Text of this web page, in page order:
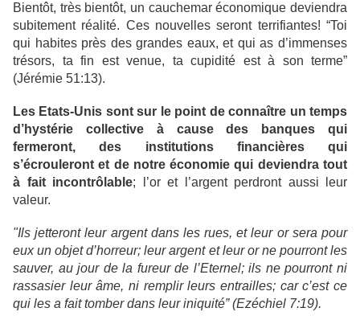
Bientôt, très bientôt, un cauchemar économique deviendra
subitement réalité. Ces nouvelles seront terrifiantes! “Toi
qui habites près des grandes eaux, et qui as d’immenses
trésors, ta fin est venue, ta cupidité est à son terme”
(Jérémie 51:13).
Les Etats-Unis sont sur le point de connaître un temps
d’hystérie collective à cause des banques qui
fermeront, des institutions financières qui
s’écrouleront et de notre économie qui deviendra tout
à fait incontrôlable; l’or et l’argent perdront aussi leur
valeur.
"Ils jetteront leur argent dans les rues, et leur or sera pour
eux un objet d’horreur; leur argent et leur or ne pourront les
sauver, au jour de la fureur de l’Eternel; ils ne pourront ni
rassasier leur âme, ni remplir leurs entrailles; car c’est ce
qui les a fait tomber dans leur iniquité” (Ezéchiel 7:19).